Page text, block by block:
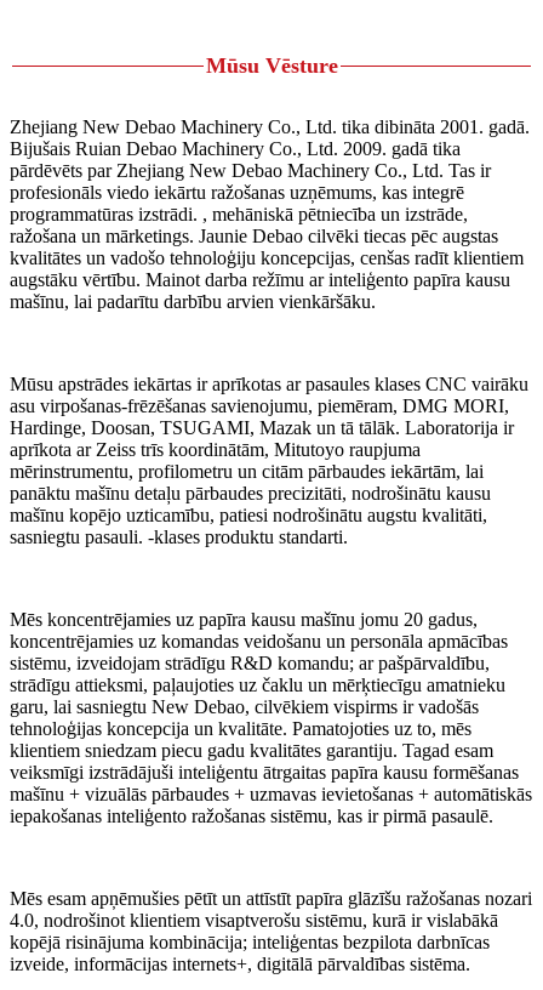
Mūsu Vēsture
Zhejiang New Debao Machinery Co., Ltd. tika dibināta 2001. gadā.
Bijušais Ruian Debao Machinery Co., Ltd. 2009. gadā tika
pārdēvēts par Zhejiang New Debao Machinery Co., Ltd. Tas ir
profesionāls viedo iekārtu ražošanas uzņēmums, kas integrē
programmatūras izstrādi. , mehāniskā pētniecība un izstrāde,
ražošana un mārketings. Jaunie Debao cilvēki tiecas pēc augstas
kvalitātes un vadošo tehnoloģiju koncepcijas, cenšas radīt klientiem
augstāku vērtību. Mainot darba režīmu ar inteliģento papīra kausu
mašīnu, lai padarītu darbību arvien vienkāršāku.
Mūsu apstrādes iekārtas ir aprīkotas ar pasaules klases CNC vairāku
asu virpošanas-frēzēšanas savienojumu, piemēram, DMG MORI,
Hardinge, Doosan, TSUGAMI, Mazak un tā tālāk. Laboratorija ir
aprīkota ar Zeiss trīs koordinātām, Mitutoyo raupjuma
mērinstrumentu, profilometru un citām pārbaudes iekārtām, lai
panāktu mašīnu detaļu pārbaudes precizitāti, nodrošinātu kausu
mašīnu kopējo uzticamību, patiesi nodrošinātu augstu kvalitāti,
sasniegtu pasauli. -klases produktu standarti.
Mēs koncentrējamies uz papīra kausu mašīnu jomu 20 gadus,
koncentrējamies uz komandas veidošanu un personāla apmācības
sistēmu, izveidojam strādīgu R&D komandu; ar pašpārvaldību,
strādīgu attieksmi, paļaujoties uz čaklu un mērķtiecīgu amatnieku
garu, lai sasniegtu New Debao, cilvēkiem vispirms ir vadošās
tehnoloģijas koncepcija un kvalitāte. Pamatojoties uz to, mēs
klientiem sniedzam piecu gadu kvalitātes garantiju. Tagad esam
veiksmīgi izstrādājuši inteliģentu ātrgaitas papīra kausu formēšanas
mašīnu + vizuālās pārbaudes + uzmavas ievietošanas + automātiskās
iepakošanas inteliģento ražošanas sistēmu, kas ir pirmā pasaulē.
Mēs esam apņēmušies pētīt un attīstīt papīra glāzīšu ražošanas nozari
4.0, nodrošinot klientiem visaptverošu sistēmu, kurā ir vislabākā
kopējā risinājuma kombinācija; inteliģentas bezpilota darbnīcas
izveide, informācijas internets+, digitālā pārvaldības sistēma.